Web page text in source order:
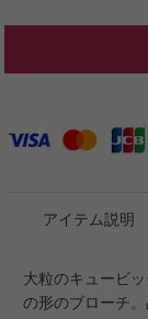
アイテム説明
大粒のキュービ
の形のブローチ